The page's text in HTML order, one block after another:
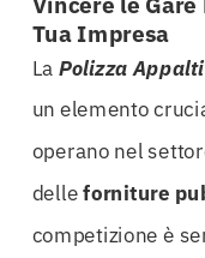
Tua Impresa
La Polizza
un elemento
operano nel
delleforniture
competizione è